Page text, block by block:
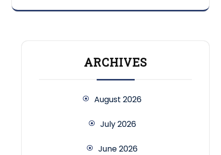
ARCHIVES
August 2026
July 2026
June 2026